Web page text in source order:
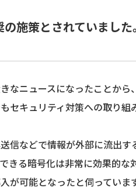
施策とされていまし
なニュースになったことから
セキュリティ対策への取り組
信などで情報が外部に流出
きる暗号化は非常に効果的な
可能となったと伺っています